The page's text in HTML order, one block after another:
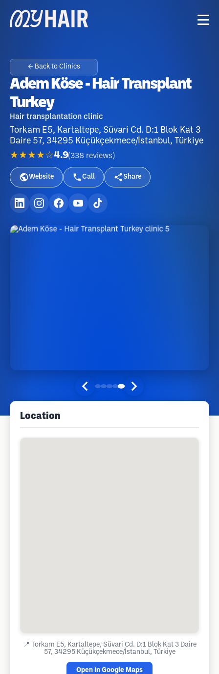
← Back to Clinics
Adem Köse - Hair Transplant
Turkey
Hair transplantation clinic
Torkam E5, Kartaltepe, Süvari Cd. D:1 Blok Kat 3
Daire 57, 34295 Küçükçekmece/İstanbul, Türkiye
★★★★☆4.9(338 reviews )
Website Call Share
Location
📍
Torkam E5, Kartaltepe, Süvari Cd. D:1 Blok Kat 3 Daire
57, 34295 Küçükçekmece/İstanbul, Türkiye
Open in Google Maps